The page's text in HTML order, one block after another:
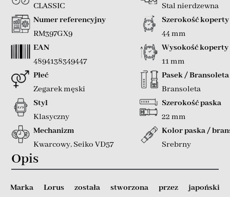
CLASSIC
Numer referencyjny
RM397GX9
EAN
4894138349447
Płeć
Zegarek męski
Styl
Klasyczny
Mechanizm
Kwarcowy, Seiko VD57
Stal nierdzewna
Szerokość koperty
44 mm
Wysokość koperty
11 mm
Pasek / Bransoleta
Bransoleta
Szerokość paska
22 mm
Kolor paska /
Srebrny
Opis
Marka Lorus została stworzona przez japoński